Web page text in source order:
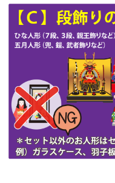
第48回人形供養祭
第47回人形供養祭
第46回人形供養祭
第45回人形供養祭
第44回人形供養祭
第43回人形供養祭